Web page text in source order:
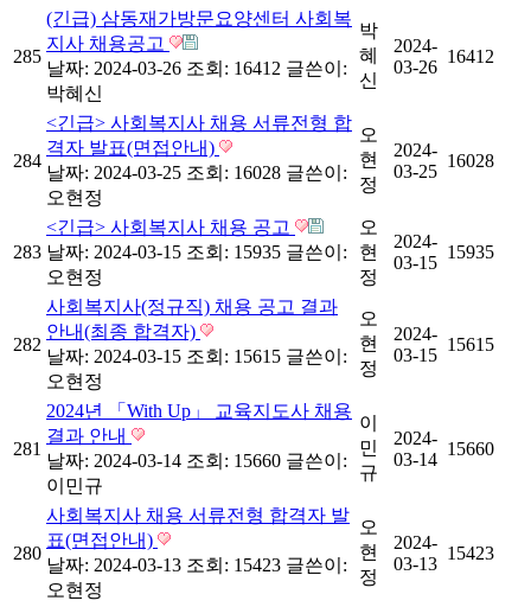
285
(긴급) 삼동재가방문요양센터 사회복
지사 채용공고
날짜: 2024-03-26 조회: 16412 글쓴이:
박혜신
박
혜
신
2024-
03-26
16412
284
<긴급> 사회복지사 채용 서류전형 합
격자 발표(면접안내)
날짜: 2024-03-25 조회: 16028 글쓴이:
오현정
오
현
정
2024-
03-25
16028
283
<긴급> 사회복지사 채용 공고
날짜: 2024-03-15 조회: 15935 글쓴이:
오현정
오
현
정
2024-
03-15
15935
282
사회복지사(정규직) 채용 공고 결과
안내(최종 합격자)
날짜: 2024-03-15 조회: 15615 글쓴이:
오현정
오
현
정
2024-
03-15
15615
281
2024년 「With Up」 교육지도사 채용
결과 안내
날짜: 2024-03-14 조회: 15660 글쓴이:
이민규
이
민
규
2024-
03-14
15660
280
사회복지사 채용 서류전형 합격자 발
표(면접안내)
날짜: 2024-03-13 조회: 15423 글쓴이:
오현정
오
현
정
2024-
03-13
15423